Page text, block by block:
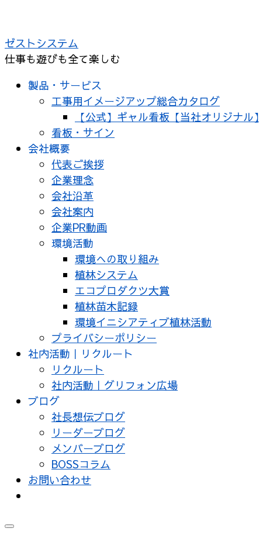
ゼストシステム
仕事も遊びも全て楽しむ
製品・サービス
工事用イメージアップ総合カタログ
【公式】ギャル看板【当社オリジナル】
看板・サイン
会社概要
代表ご挨拶
企業理念
会社沿革
会社案内
企業PR動画
環境活動
環境への取り組み
植林システム
エコプロダクツ大賞
植林苗木記録
環境イニシアティブ植林活動
プライバシーポリシー
社内活動｜リクルート
リクルート
社内活動｜グリフォン広場
ブログ
社長想伝ブログ
リーダーブログ
メンバーブログ
BOSSコラム
お問い合わせ